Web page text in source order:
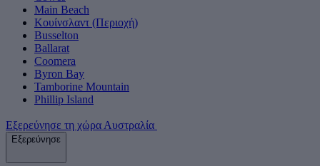
Main Beach
Κουίνσλαντ (Περιοχή)
Busselton
Ballarat
Coomera
Byron Bay
Tamborine Mountain
Phillip Island
Εξερεύνησε τη χώρα Αυστραλία
Εξερεύνησε